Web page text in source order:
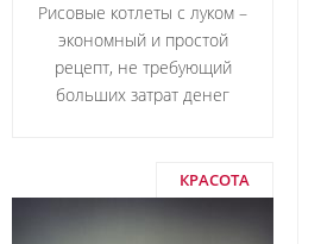
Рисовые котлеты с луком –
экономный и простой
рецепт, не требующий
больших затрат денег
КРАСОТА